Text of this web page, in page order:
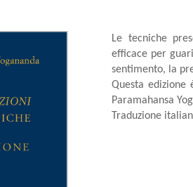
Le tecniche
efficace per
sentimento, la
Questa
Paramahansa
Traduzione